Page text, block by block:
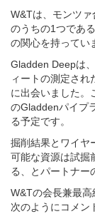
W&Tは、モンツ
のうちの1つであ
の関心を持ってい
Gladden Deepは
ィートの測定さ
に出会いました。
のGladdenパイプ
る予定です。
掘削結果とワイヤ
可能な資源は試掘
る、とパートナー
W&Tの会長兼最高
次のようにコメン